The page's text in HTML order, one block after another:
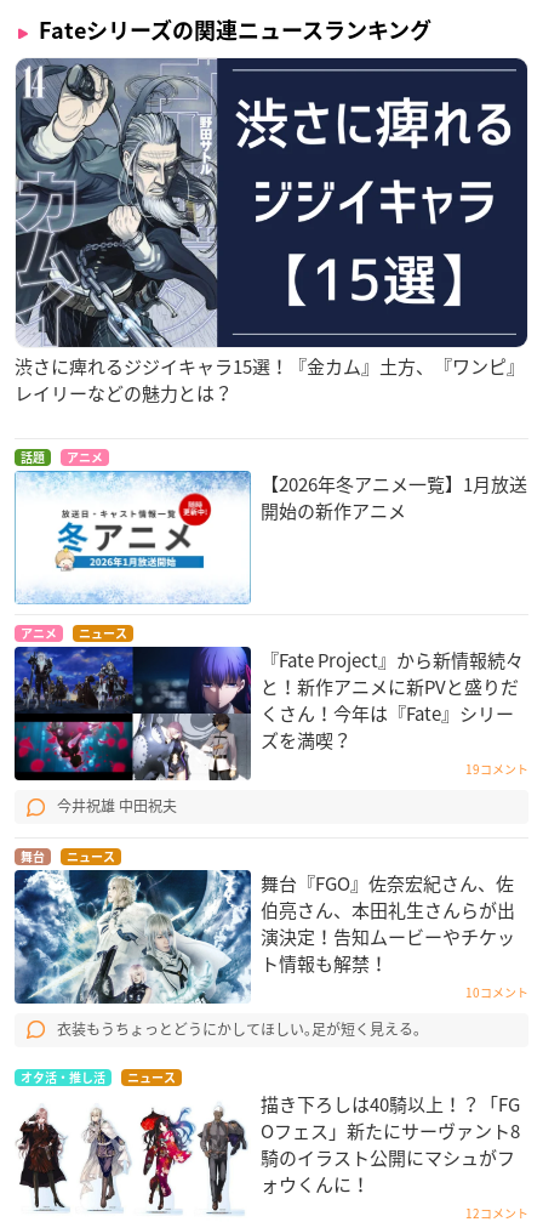
Fateシリーズの関連ニュースランキング
渋さに痺れるジジイキャラ15選！『金カム』土方、『ワンピ』
レイリーなどの魅力とは？
話題 アニメ
【2026年冬アニメ一覧】1月放送
開始の新作アニメ
アニメ ニュース
『Fate Project』から新情報続々
と！新作アニメに新PVと盛りだ
くさん！今年は『Fate』シリー
ズを満喫？
19コメント
今井祝雄 中田祝夫
舞台 ニュース
舞台『FGO』佐奈宏紀さん、佐
伯亮さん、本田礼生さんらが出
演決定！告知ムービーやチケッ
ト情報も解禁！
10コメント
衣装もうちょっとどうにかしてほしい｡足が短く見える｡
オタ活・推し活 ニュース
描き下ろしは40騎以上！？「FG
Oフェス」新たにサーヴァント8
騎のイラスト公開にマシュがフ
ォウくんに！
12コメント